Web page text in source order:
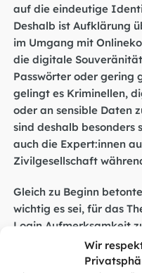
Wir
auf die eindeutige
Deshalb ist Aufklärung
im Umgang mit
die digitale
Passwörter oder gering
gelingt es Kriminellen,
oder an sensible Daten
sind deshalb besonders
auch die Expert:innen
Zivilgesellschaft
Gleich zu Beginn
wichtig es sei, für das
Login Aufmerksamkeit
Internet ist gewachsen,
Patrick Schnell